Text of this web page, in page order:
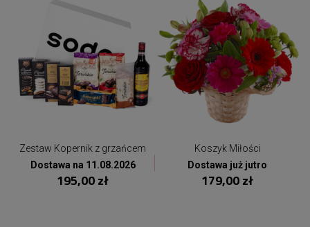
Zestaw Kopernik z grzańcem
Dostawa na 11.08.2026
195,00 zł
Koszyk Miłości
Dostawa już jutro
179,00 zł